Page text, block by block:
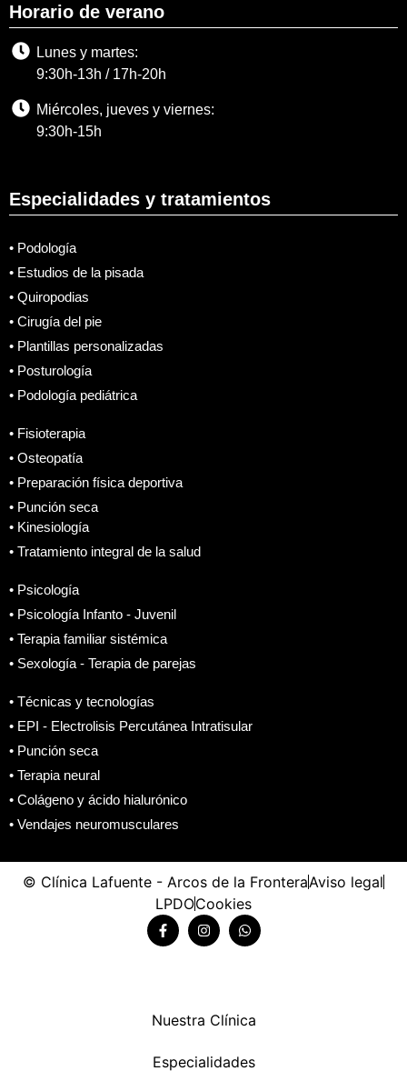
Horario de verano
Lunes y martes:
9:30h-13h / 17h-20h
Miércoles, jueves y viernes:
9:30h-15h
Especialidades y tratamientos
• Podología
• Estudios de la pisada
• Quiropodias
• Cirugía del pie
• Plantillas personalizadas
• Posturología
• Podología pediátrica
• Fisioterapia
• Osteopatía
• Preparación física deportiva
• Punción seca
• Kinesiología
• Tratamiento integral de la salud
• Psicología
• Psicología Infanto - Juvenil
• Terapia familiar sistémica
• Sexología - Terapia de parejas
• Técnicas y tecnologías
• EPI - Electrolisis Percutánea Intratisular
• Punción seca
• Terapia neural
• Colágeno y ácido hialurónico
• Vendajes neuromusculares
© Clínica Lafuente - Arcos de la FronteraAviso legal
LPDOCookies
Nuestra Clínica
Especialidades